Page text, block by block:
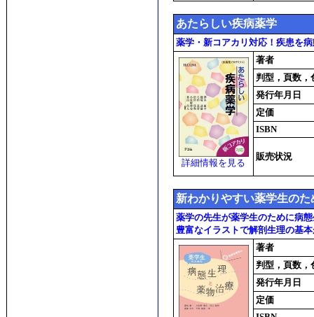
あたらしい疾病薬学
薬学・新コアカリ対応！疾患を
詳細情報を見る
著者
判型，頁数，
発行年月日
定価
ISBN
販売状況
新わかりやすい薬学生の
薬学の先生が薬学生のために病
豊富なイラストで解剖生理の基
著者
判型，頁数，
発行年月日
定価